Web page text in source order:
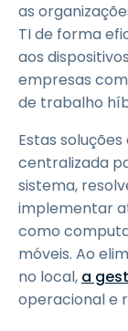
as
TI de forma
aos
empresas
de trabalho
Estas
centralizada
sistema,
implementar
como
móveis. Ao
no local, a
operacional e